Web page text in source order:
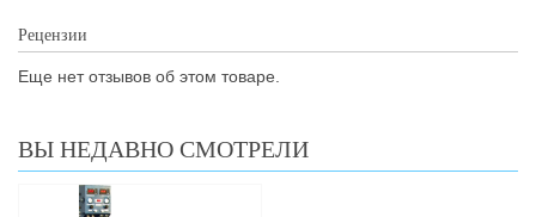
Рецензии
Еще нет отзывов об этом товаре.
ВЫ НЕДАВНО СМОТРЕЛИ